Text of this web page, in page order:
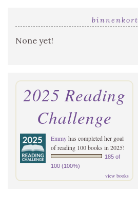
binnenkort
None yet!
2025 Reading
Challenge
Emmyhas completed her goal
of reading 100 books in 2025!
185 of
100 (100%)
view books